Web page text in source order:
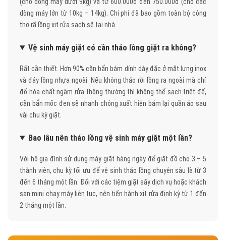
dòng máy lớn từ 10kg – 14kg). Chi phí đã bao gồm toàn bộ công
thợ rã lồng xịt rửa sạch sẽ tại nhà.
Vệ sinh máy giặt có cần tháo lồng giặt ra không?
Rất cần thiết. Hơn 90% cặn bẩn bám dính dày đặc ở mặt lưng inox
và đáy lồng nhựa ngoài. Nếu không tháo rời lồng ra ngoài mà chỉ
đổ hóa chất ngâm rửa thông thường thì không thể sạch triệt để,
cặn bẩn mốc đen sẽ nhanh chóng xuất hiện bám lại quần áo sau
vài chu kỳ giặt.
Bao lâu nên tháo lồng vệ sinh máy giặt một lần?
Với hộ gia đình sử dụng máy giặt hàng ngày để giặt đồ cho 3 – 5
thành viên, chu kỳ tối ưu để vệ sinh tháo lồng chuyên sâu là từ 3
đến 6 tháng một lần. Đối với các tiệm giặt sấy dịch vụ hoặc khách
sạn mini chạy máy liên tục, nên tiến hành xịt rửa định kỳ từ 1 đến
2 tháng một lần.